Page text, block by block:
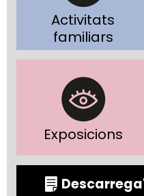
Activitats
familiars
Exposicions